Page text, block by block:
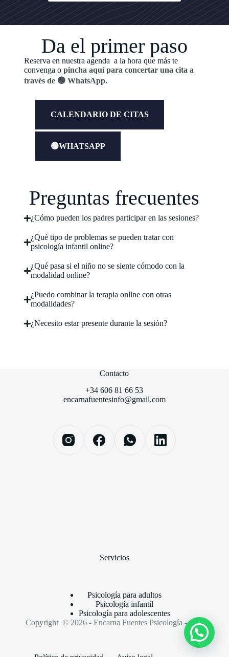
Da el primer paso
Reserva en nuestra agenda a la hora que más te
convenga o pincha aquí para concertar una cita a
través de 🟢 WhatsApp.
CALENDARIO DE CITAS
🟢WHATSAPP
Preguntas frecuentes
¿Cómo pueden los padres participar en las sesiones?
¿Qué tipo de problemas se pueden tratar con
psicología infantil online?
¿Qué pasa si el niño no se siente cómodo con la
modalidad online?
¿Puedo combinar la terapia online con otras
modalidades?
¿Necesito estar presente durante la sesión?
Contacto
+34 606 81 66 53
encarnafuentesinfo@gmail.com
Servicios
Psicología para adultos
Psicología infantil
Psicología para adolescentes
Copyright © 2026 - Encarna Fuentes Psicología - Jaén